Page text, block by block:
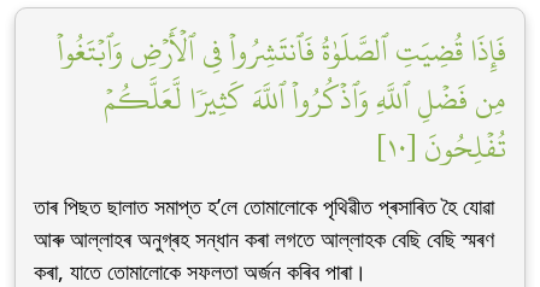
فَإِذَا قُضِيَتِ ٱلصَّلَوٰةُ فَٱنتَشِرُواْ فِي ٱلۡأَرۡضِ وَٱبۡتَغُواْ
مِن فَضۡلِ ٱللَّهِ وَٱذۡكُرُواْ ٱللَّهَ كَثِيرٗا لَّعَلَّكُمۡ
تُفۡلِحُونَ [١٠]
তাৰ পিছত ছালাত সমাপ্ত হ’লে তোমালোকে পৃথিৱীত প্ৰসাৰিত হৈ যোৱা
আৰু আল্লাহৰ অনুগ্ৰহ সন্ধান কৰা লগতে আল্লাহক বেছি বেছি স্মৰণ
কৰা, যাতে তোমালোকে সফলতা অৰ্জন কৰিব পাৰা।